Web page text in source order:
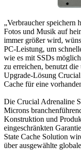
„Verbraucher speichern
Fotos und Musik auf
immer größer wird,
PC-Leistung, um
wie es mit SSDs
zu erreichen, benutzt
Upgrade-Lösung
Cache für eine
Die Crucial Adrenaline
Microns
Konstruktion und
eingeschränkten
State Cache Solution
über ausgewählte